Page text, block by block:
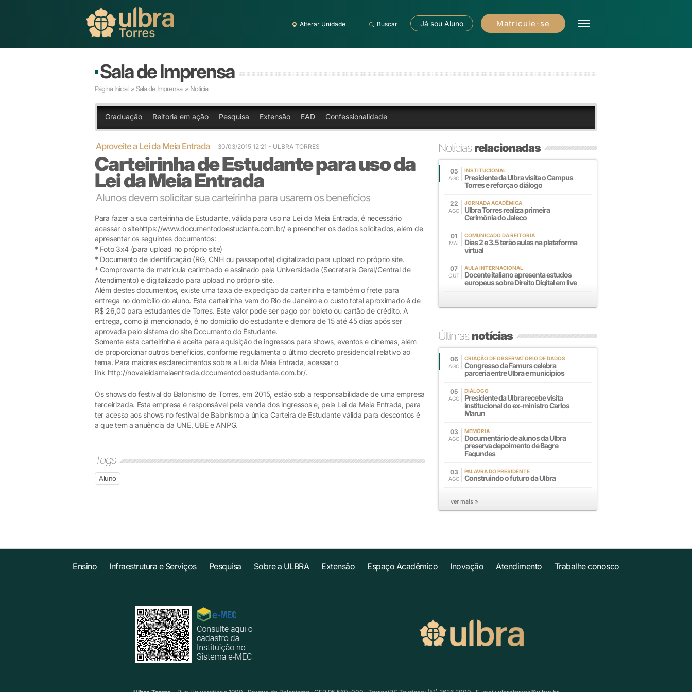
Alterar Unidade Buscar Já sou Aluno Matricule-se
Sala de Imprensa
Página Inicial » Sala de Imprensa » Notícia
Graduação Reitoria em ação Pesquisa Extensão EAD Confessionalidade
Aproveite a Lei da Meia Entrada 30/03/2015 12:21 - ULBRA TORRES
Carteirinha de Estudante para uso da
Lei da Meia Entrada
Alunos devem solicitar sua carteirinha para usarem os benefícios
Para fazer a sua carteirinha de Estudante, válida para uso na Lei da Meia Entrada, é necessário
acessar o sitehttps://www.documentodoestudante.com.br/ e preencher os dados solicitados, além de
apresentar os seguintes documentos:
* Foto 3x4 (para upload no próprio site)
* Documento de identificação (RG, CNH ou passaporte) digitalizado para upload no próprio site.
* Comprovante de matrícula carimbado e assinado pela Universidade (Secretaria Geral/Central de
Atendimento) e digitalizado para upload no próprio site.
Além destes documentos, existe uma taxa de expedição da carteirinha e também o frete para
entrega no domicílio do aluno. Esta carteirinha vem do Rio de Janeiro e o custo total aproximado é de
R$ 26,00 para estudantes de Torres. Este valor pode ser pago por boleto ou cartão de crédito. A
entrega, como já mencionado, é no domicílio do estudante e demora de 15 até 45 dias após ser
aprovada pelo sistema do site Documento do Estudante.
Somente esta carteirinha é aceita para aquisição de ingressos para shows, eventos e cinemas, além
de proporcionar outros benefícios, conforme regulamenta o último decreto presidencial relativo ao
tema. Para maiores esclarecimentos sobre a Lei da Meia Entrada, acessar o
link http://novaleidameiaentrada.documentodoestudante.com.br/.
Os shows do festival do Balonismo de Torres, em 2015, estão sob a responsabilidade de uma empresa
terceirizada. Esta empresa é responsável pela venda dos ingressos e, pela Lei da Meia Entrada, para
ter acesso aos shows no festival de Balonismo a única Carteira de Estudante válida para descontos é
a que tem a anuência da UNE, UBE e ANPG.
Tags
Aluno
Notíciasrelacionadas
05
AGO
INSTITUCIONAL
Presidente da Ulbra visita o Campus
Torres e reforça o diálogo
22
AGO
JORNADA ACADÊMICA
Ulbra Torres realiza primeira
Cerimônia do Jaleco
01
MAI
COMUNICADO DA REITORIA
Dias 2 e 3.5 terão aulas na plataforma
virtual
07
OUT
AULA INTERNACIONAL
Docente italiano apresenta estudos
europeus sobre Direito Digital em live
Últimasnotícias
06
AGO
CRIAÇÃO DE OBSERVATÓRIO DE DADOS
Congresso da Famurs celebra
parceria entre Ulbra e municípios
05
AGO
DIÁLOGO
Presidente da Ulbra recebe visita
institucional do ex-ministro Carlos
Marun
03
AGO
MEMÓRIA
Documentário de alunos da Ulbra
preserva depoimento de Bagre
Fagundes
03
AGO
PALAVRA DO PRESIDENTE
Construindo o futuro da Ulbra
ver mais »
Ensino Infraestrutura e Serviços Pesquisa Sobre a ULBRA Extensão Espaço Acadêmico Inovação Atendimento Trabalhe conosco